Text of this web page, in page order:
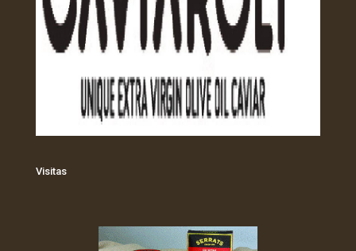
Visitas